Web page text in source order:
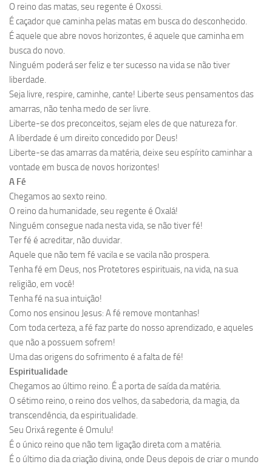
O reino das matas, seu regente é Oxossi.
É caçador que caminha pelas matas em busca do desconhecido.
É aquele que abre novos horizontes, é aquele que caminha em
busca do novo.
Ninguém poderá ser feliz e ter sucesso na vida se não tiver
liberdade.
Seja livre, respire, caminhe, cante! Liberte seus pensamentos das
amarras, não tenha medo de ser livre.
Liberte-se dos preconceitos, sejam eles de que natureza for.
A liberdade é um direito concedido por Deus!
Liberte-se das amarras da matéria, deixe seu espírito caminhar a
vontade em busca de novos horizontes!
A Fé
Chegamos ao sexto reino.
O reino da humanidade, seu regente é Oxalá!
Ninguém consegue nada nesta vida, se não tiver fé!
Ter fé é acreditar, não duvidar.
Aquele que não tem fé vacila e se vacila não prospera.
Tenha fé em Deus, nos Protetores espirituais, na vida, na sua
religião, em você!
Tenha fé na sua intuição!
Como nos ensinou Jesus: A fé remove montanhas!
Com toda certeza, a fé faz parte do nosso aprendizado, e aqueles
que não a possuem sofrem!
Uma das origens do sofrimento é a falta de fé!
Espiritualidade
Chegamos ao último reino. É a porta de saída da matéria.
O sétimo reino, o reino dos velhos, da sabedoria, da magia, da
transcendência, da espiritualidade.
Seu Orixá regente é Omulu!
É o único reino que não tem ligação direta com a matéria.
É o último dia da criação divina, onde Deus depois de criar o mundo